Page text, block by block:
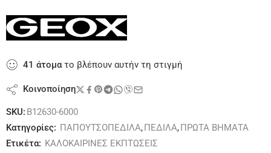
41 άτοματο βλέπουν αυτήν τη στιγμή
Κοινοποίηση
SKU: B12630-6000
Κατηγορίες: ΠΑΠΟΥΤΣΟΠΕΔΙΛΑ, ΠΕΔΙΛΑ, ΠΡΩΤΑ ΒΗΜΑΤΑ
Ετικέτα: ΚΑΛΟΚΑΙΡΙΝΕΣ ΕΚΠΤΩΣΕΙΣ